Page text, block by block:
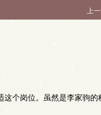
上
个岗位。虽然是李家驹的